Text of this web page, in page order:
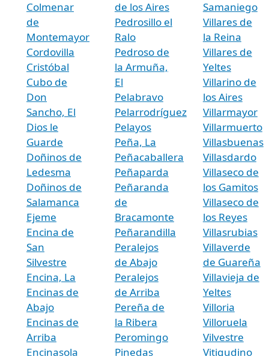
Colmenar
de
Montemayor
Cordovilla
Cristóbal
Cubo de
Don
Sancho, El
Dios le
Guarde
Doñinos de
Ledesma
Doñinos de
Salamanca
Ejeme
Encina de
San
Silvestre
Encina, La
Encinas de
Abajo
Encinas de
Arriba
Encinasola
de los Aires
Pedrosillo el
Ralo
Pedroso de
la Armuña,
El
Pelabravo
Pelarrodríguez
Pelayos
Peña, La
Peñacaballera
Peñaparda
Peñaranda
de
Bracamonte
Peñarandilla
Peralejos
de Abajo
Peralejos
de Arriba
Pereña de
la Ribera
Peromingo
Pinedas
Samaniego
Villares de
la Reina
Villares de
Yeltes
Villarino de
los Aires
Villarmayor
Villarmuerto
Villasbuenas
Villasdardo
Villaseco de
los Gamitos
Villaseco de
los Reyes
Villasrubias
Villaverde
de Guareña
Villavieja de
Yeltes
Villoria
Villoruela
Vilvestre
Vitigudino